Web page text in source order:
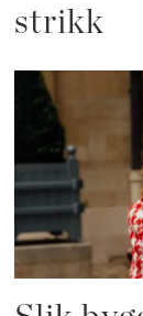
strikk